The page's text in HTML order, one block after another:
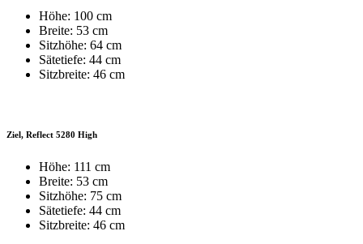
Höhe: 100 cm
Breite: 53 cm
Sitzhöhe: 64 cm
Sätetiefe: 44 cm
Sitzbreite: 46 cm
Ziel, Reflect 5280 High
Höhe: 111 cm
Breite: 53 cm
Sitzhöhe: 75 cm
Sätetiefe: 44 cm
Sitzbreite: 46 cm